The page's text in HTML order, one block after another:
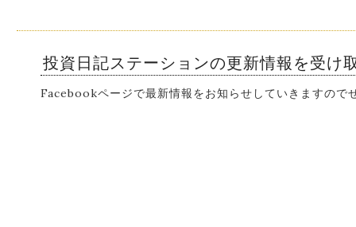
投資日記ステーションの更新情報を受け
Facebookページで最新情報をお知らせしていきますので